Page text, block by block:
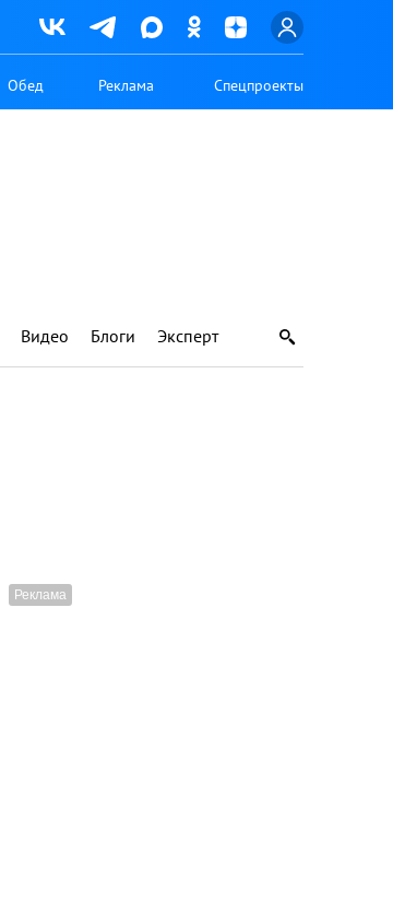
Обед Реклама Спецпроекты
Видео Блоги Эксперт